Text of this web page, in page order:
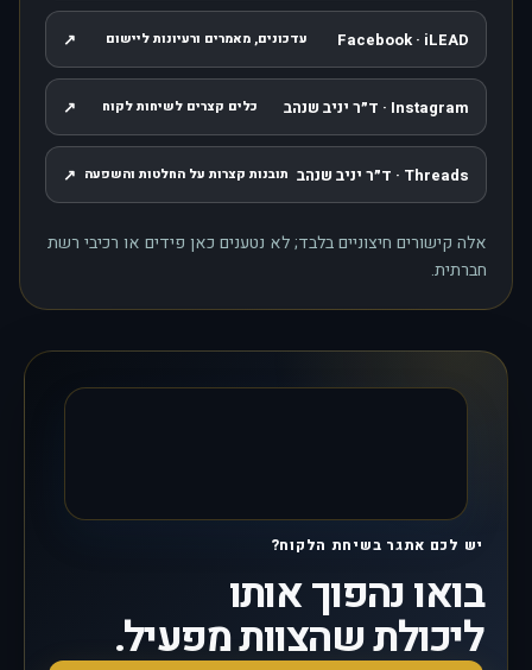
Facebook · iLEAD עדכונים, מאמרים ורעיונות ליישום ↗ , נפתח בחלון חדש
Instagram · ד״ר יניב שנהב כלים קצרים לשיחות לקוח ↗ , נפתח בחלון חדש
Threads · ד״ר יניב שנהב תובנות קצרות על החלטות והשפעה ↗ , נפתח בחלון חדש
אלה קישורים חיצוניים בלבד; לא נטענים כאן פידים או רכיבי רשת
חברתית.
יש לכם אתגר בשיחת הלקוח?
בואו נהפוך אותו
ליכולת שהצוות מפעיל.